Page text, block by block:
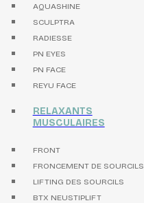
AQUASHINE
SCULPTRA
RADIESSE
PN EYES
PN FACE
REYU FACE
RELAXANTS
MUSCULAIRES
FRONT
FRONCEMENT DE SOURCILS
LIFTING DES SOURCILS
BTX NEUSTIPLIFT